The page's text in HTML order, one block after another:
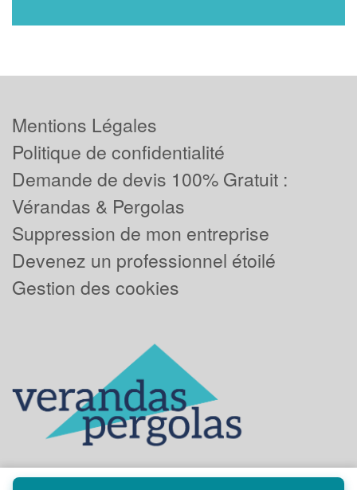
Mentions Légales
Politique de confidentialité
Demande de devis 100% Gratuit :
Vérandas & Pergolas
Suppression de mon entreprise
Devenez un professionnel étoilé
Gestion des cookies